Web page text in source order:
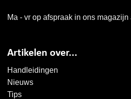
Ma - vr op afspraak in ons magazijn
Artikelen over...
Handleidingen
Nieuws
Tips